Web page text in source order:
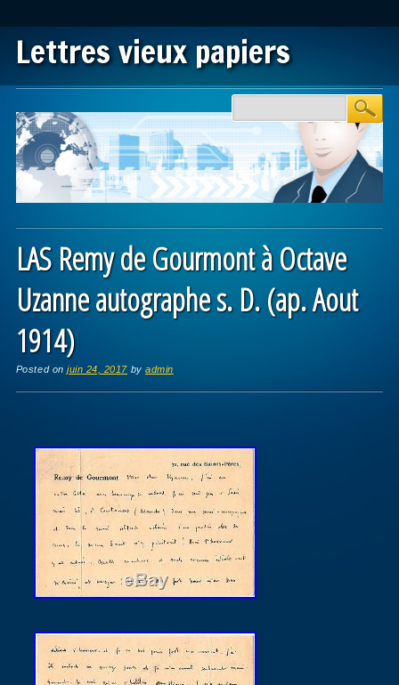
Lettres vieux papiers
Main menu
LAS Remy de Gourmont à Octave
Uzanne autographe s. D. (ap. Aout
1914)
Posted onjuin 24, 2017 byadmin